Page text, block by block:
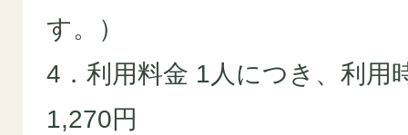
す。）
4．利用料金 1人につき、利用
1,270円